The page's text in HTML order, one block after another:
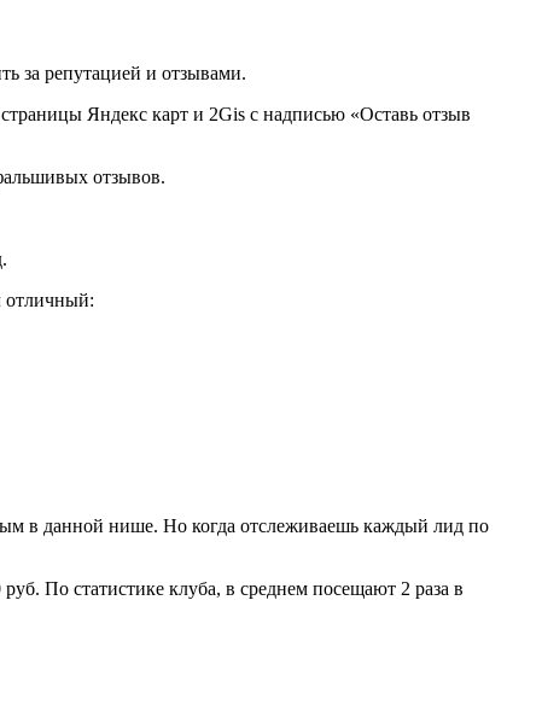
за репутацией и отзывами.
Яндекс карт и 2Gis с надписью «Оставь отзыв
отзывов.
отличный:
в данной нише. Но когда отслеживаешь каждый лид по
По статистике клуба, в среднем посещают 2 раза в